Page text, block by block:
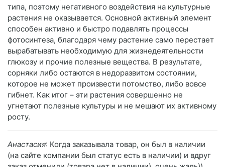
типа, поэтому негативного воздействия на культурные
растения не оказывается. Основной активный элемент
способен активно и быстро подавлять процессы
фотосинтеза, благодаря чему растение само перестает
вырабатывать необходимую для жизнедеятельности
глюкозу и прочие полезные вещества. В результате,
сорняки либо остаются в недоразвитом состоянии,
которое не может произвести потомство, либо вовсе
гибнет. Как итог – эти растения совершенно не
угнетают полезные культуры и не мешают их активному
росту.
Анастасия: Когда заказывала товар, он был в наличии
(на сайте компании был статус есть в наличии) и вдруг